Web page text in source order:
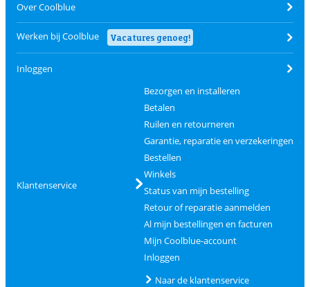
Over Coolblue
Werken bij Coolblue Vacatures genoeg!
Inloggen
Klantenservice
Bezorgen en installeren
Betalen
Ruilen en retourneren
Garantie, reparatie en verzekeringen
Bestellen
Winkels
Status van mijn bestelling
Retour of reparatie aanmelden
Al mijn bestellingen en facturen
Mijn Coolblue-account
Inloggen
Naar de klantenservice